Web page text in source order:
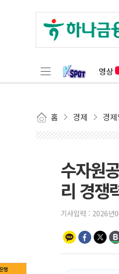
영상
홈 경제 경
수자원
리 경쟁
기사입력 : 2026년